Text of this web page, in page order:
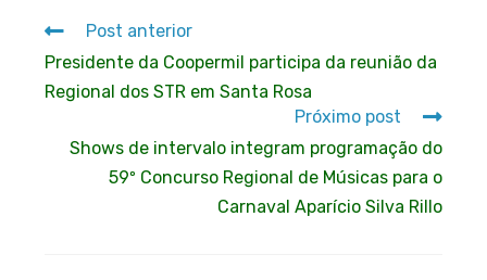
Post anterior
Presidente da Coopermil participa da reunião da
Regional dos STR em Santa Rosa
Próximo post
Shows de intervalo integram programação do
59º Concurso Regional de Músicas para o
Carnaval Aparício Silva Rillo